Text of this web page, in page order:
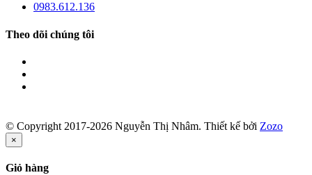
0983.612.136
Theo dõi chúng tôi
© Copyright 2017-2026 Nguyễn Thị Nhâm. Thiết kế bởi Zozo
×
Giỏ hàng